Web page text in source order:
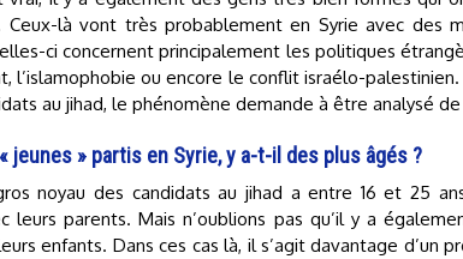
Ceux-là vont très probablement en Syrie avec des
ci concernent principalement les politiques
l’islamophobie ou encore le conflit israélo-
au jihad, le phénomène demande à être analysé
jeunes » partis en Syrie, y a-t-il des plus âgés ?
noyau des candidats au jihad a entre 16 et 25
leurs parents. Mais n’oublions pas qu’il y a
enfants. Dans ces cas là, il s’agit davantage d’un